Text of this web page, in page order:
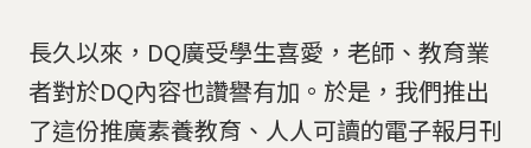
長久以來，DQ廣受學生喜愛，老師、教育業
者對於DQ內容也讚譽有加。於是，我們推出
了這份推廣素養教育、人人可讀的電子報月刊